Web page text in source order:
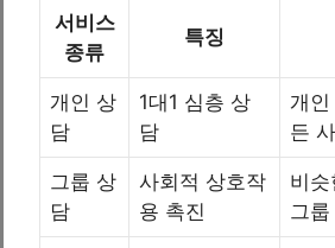
서비스
종류
특징
개인 상
담
1대1 심층 상
담
개
든
그룹 상
담
사회적 상호작
용 촉진
비
그룹